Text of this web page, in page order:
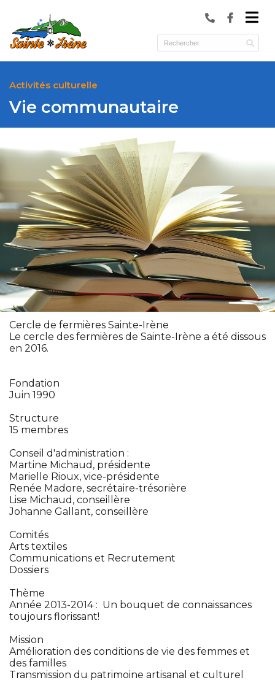
(Municipalité )
Activités culturelle
Vie communautaire
Cercle de fermières Sainte-Irène
Le cercle des fermières de Sainte-Irène a été dissous
en 2016.
Fondation
Juin 1990
Structure
15 membres
Conseil d'administration :
Martine Michaud, présidente
Marielle Rioux, vice-présidente
Renée Madore, secrétaire-trésorière
Lise Michaud, conseillère
Johanne Gallant, conseillère
Comités
Arts textiles
Communications et Recrutement
Dossiers
Thème
Année 2013-2014 : Un bouquet de connaissances
toujours florissant!
Mission
Amélioration des conditions de vie des femmes et
des familles
Transmission du patrimoine artisanal et culturel